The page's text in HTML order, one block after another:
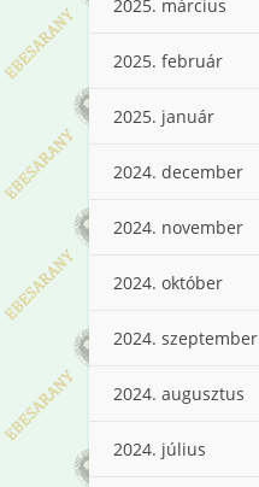
2025. március
2025. február
2025. január
2024. december
2024. november
2024. október
2024. szeptember
2024. augusztus
2024. július